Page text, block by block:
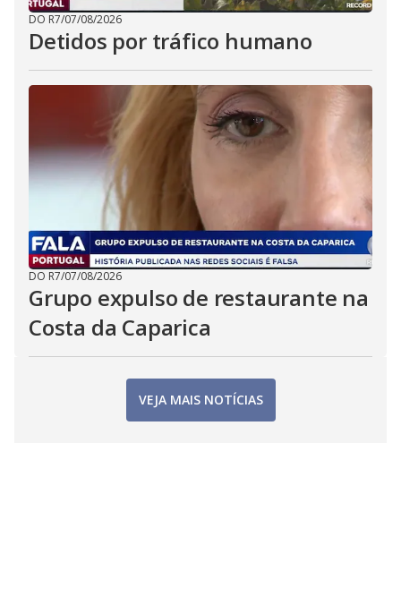
DO R7/07/08/2026
Detidos por tráfico humano
DO R7/07/08/2026
Grupo expulso de restaurante na
Costa da Caparica
VEJA MAIS NOTÍCIAS